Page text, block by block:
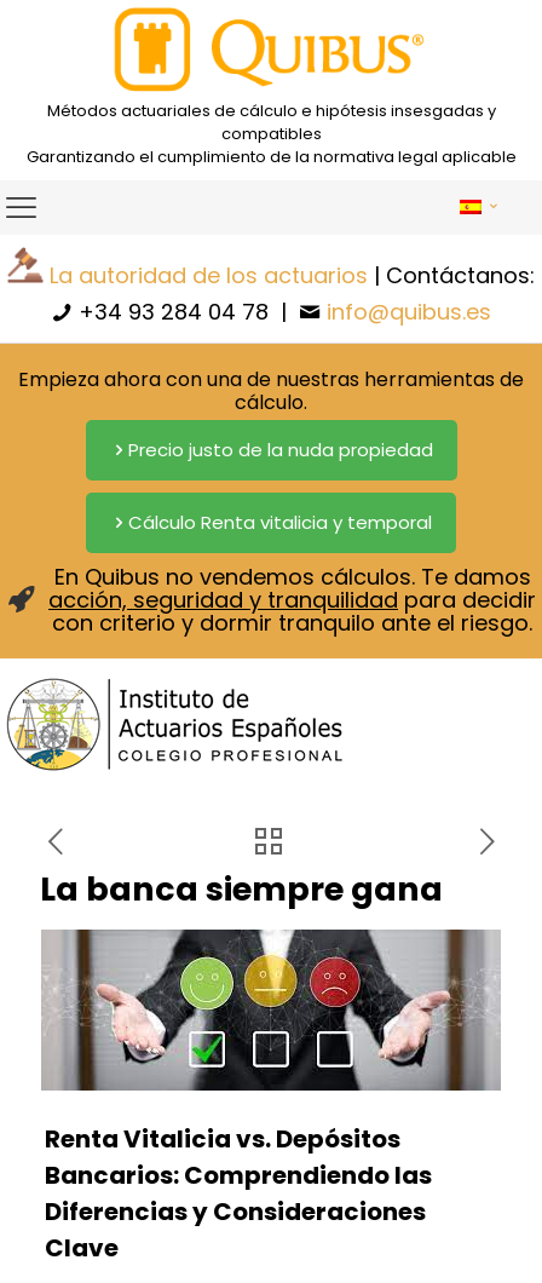
Métodos actuariales de cálculo e hipótesis insesgadas y
compatibles
Garantizando el cumplimiento de la normativa legal aplicable
La autoridad de los actuarios | Contáctanos:
+34 93 284 04 78 | info@quibus.es
En Quibus no vendemos cálculos. Te damos
acción, seguridad y tranquilidad para decidir
con criterio y dormir tranquilo ante el riesgo.
Empieza ahora con una de nuestras herramientas de
cálculo.
Precio justo de la nuda propiedad
Cálculo Renta vitalicia y temporal
La banca siempre gana
Renta Vitalicia vs. Depósitos
Bancarios: Comprendiendo las
Diferencias y Consideraciones
Clave